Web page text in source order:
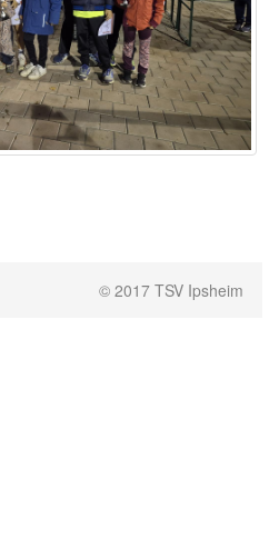
© 2017 TSV Ipsheim